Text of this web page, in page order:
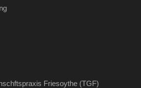
Friesoythe (TGF)